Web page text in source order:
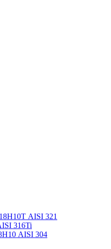
AISI 321
316Ti
AISI 304